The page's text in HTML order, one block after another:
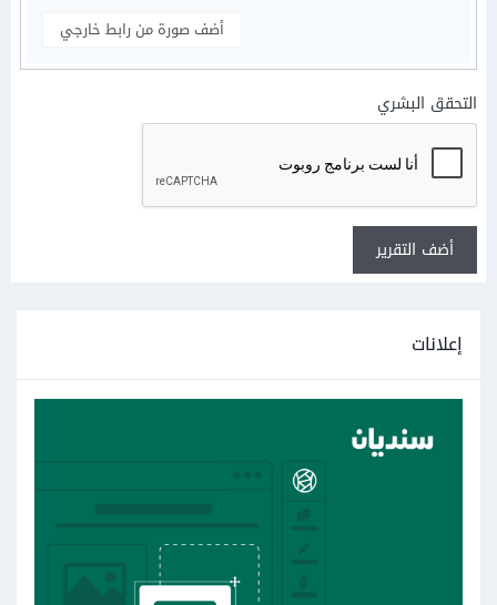
أضف صورة من رابط خارجي
التحقق البشري
أضف التقرير
إعلانات